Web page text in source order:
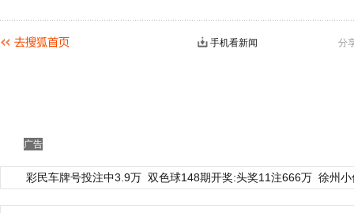
分
手机看新闻
广告
彩民车牌号投注中3.9万 双色球148期开奖:头奖11注666万 徐州